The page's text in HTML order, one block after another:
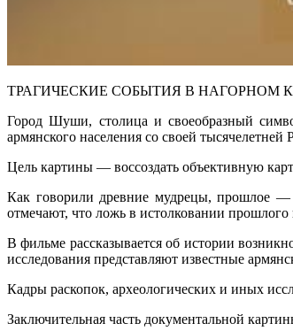
ТРАГИЧЕСКИЕ СОБЫТИЯ В НАГОРНОМ
Город Шуши, столица и своеобразный
армянского населения со своей тысячелетней
Цель картины — воссоздать объективную
Как говорили древние мудрецы, прошлое —
отмечают, что ложь в истолковании
В фильме рассказывается об истории
исследования представляют известные
Кадры раскопок, археологических и иных
Заключительная часть документальной